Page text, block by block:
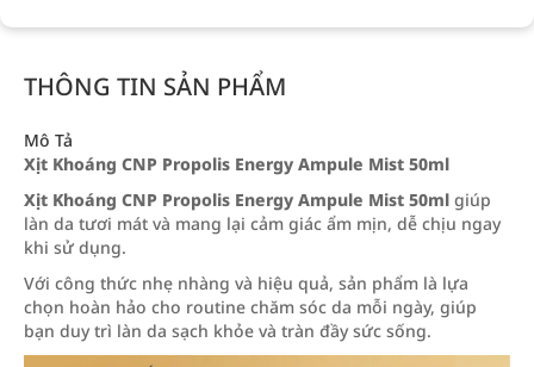
THÔNG TIN SẢN PHẨM
Mô Tả
Xịt Khoáng CNP Propolis Energy Ampule Mist 50ml
Xịt Khoáng CNP Propolis Energy Ampule Mist 50ml giúp
làn da tươi mát và mang lại cảm giác ẩm mịn, dễ chịu ngay
khi sử dụng.
Với công thức nhẹ nhàng và hiệu quả, sản phẩm là lựa
chọn hoàn hảo cho routine chăm sóc da mỗi ngày, giúp
bạn duy trì làn da sạch khỏe và tràn đầy sức sống.